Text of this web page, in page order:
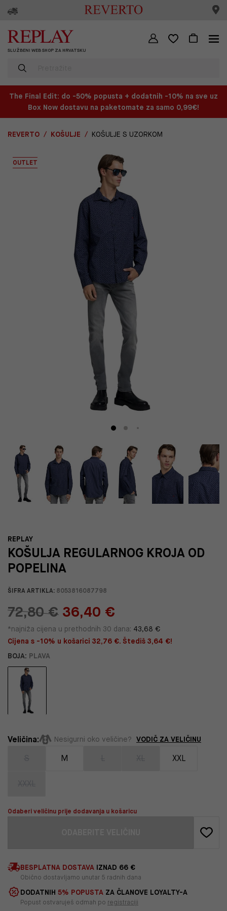
SLUŽBENI WEB SHOP ZA HRVATSKU
The Final Edit: do -50% popusta + dodatnih -10% na sve uz
Box Now dostavu na paketomate za samo 0,99€!
REVERTO KOŠULJE KOŠULJE S UZORKOM
OUTLET
REPLAY
KOŠULJA REGULARNOG KROJA OD
POPELINA
ŠIFRA ARTIKLA: 8053816087798
72,80 € 36,40 €
*najniža cijena u prethodnih 30 dana: 43,68 €
Cijena s -10% u košarici 32,76 €. Štediš 3,64 €!
BOJA: PLAVA
Veličina: Nesigurni oko veličine? VODIČ ZA VELIČINU
M XXL
Odaberi veličinu prije dodavanja u košaricu
BESPLATNA DOSTAVA IZNAD 66 €
Obično dostavljamo unutar 5 radnih dana
DODATNIH 5% POPUSTA ZA ČLANOVE LOYALTY-A
Popust ostvaruješ odmah po registraciji